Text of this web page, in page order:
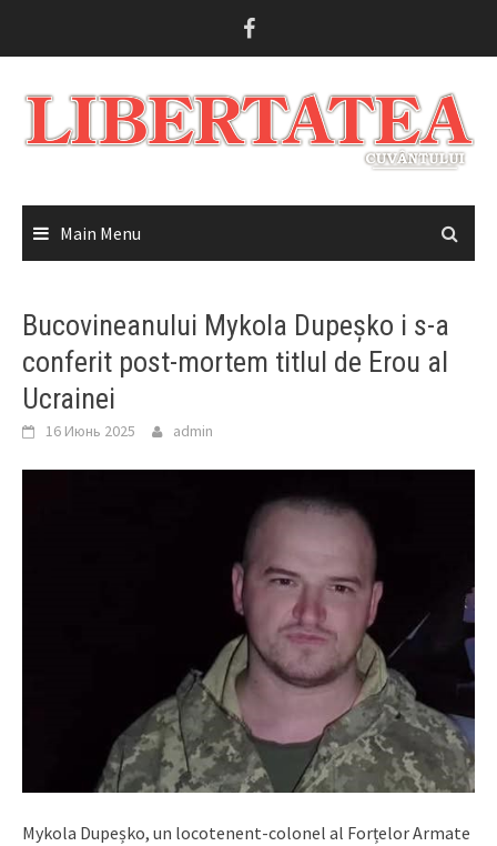
Main Menu
Bucovineanului Mykola Dupeșko i s-a
conferit post-mortem titlul de Erou al
Ucrainei
16 Июнь 2025 admin
Mykola Dupeșko, un locotenent-colonel al Forțelor Armate